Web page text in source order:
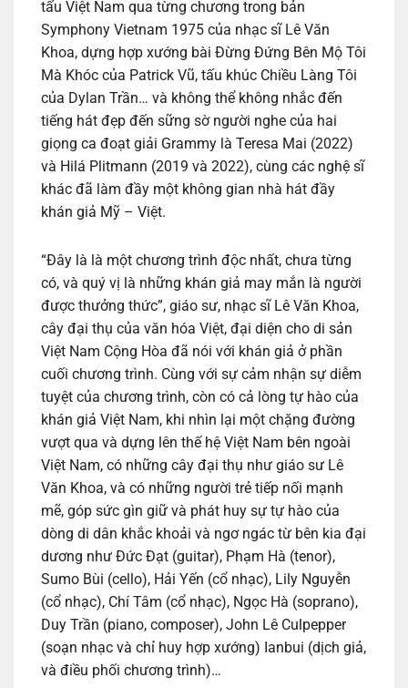
tấu Việt Nam qua từng chương trong bản
Symphony Vietnam 1975 của nhạc sĩ Lê Văn
Khoa, dựng hợp xướng bài Đừng Đứng Bên Mộ Tôi
Mà Khóc của Patrick Vũ, tấu khúc Chiều Làng Tôi
của Dylan Trần… và không thể không nhắc đến
tiếng hát đẹp đến sững sờ người nghe của hai
giọng ca đoạt giải Grammy là Teresa Mai (2022)
và Hilá Plitmann (2019 và 2022), cùng các nghệ sĩ
khác đã làm đầy một không gian nhà hát đầy
khán giả Mỹ – Việt.
“Đây là là một chương trình độc nhất, chưa từng
có, và quý vị là những khán giả may mắn là người
được thưởng thức”, giáo sư, nhạc sĩ Lê Văn Khoa,
cây đại thụ của văn hóa Việt, đại diện cho di sản
Việt Nam Cộng Hòa đã nói với khán giả ở phần
cuối chương trình. Cùng với sự cảm nhận sự diễm
tuyệt của chương trình, còn có cả lòng tự hào của
khán giả Việt Nam, khi nhìn lại một chặng đường
vượt qua và dựng lên thế hệ Việt Nam bên ngoài
Việt Nam, có những cây đại thụ như giáo sư Lê
Văn Khoa, và có những người trẻ tiếp nối mạnh
mẽ, góp sức gìn giữ và phát huy sự tự hào của
dòng di dân khắc khoải và ngơ ngác từ bên kia đại
dương như Đức Đạt (guitar), Phạm Hà (tenor),
Sumo Bùi (cello), Hải Yến (cổ nhạc), Lily Nguyễn
(cổ nhạc), Chí Tâm (cổ nhạc), Ngọc Hà (soprano),
Duy Trần (piano, composer), John Lê Culpepper
(soạn nhạc và chỉ huy hợp xướng) Ianbui (dịch giả,
và điều phối chương trình)…